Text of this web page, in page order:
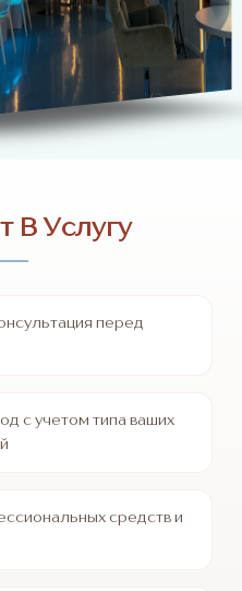
В Услугу
перед
с учетом типа ваших
средств и